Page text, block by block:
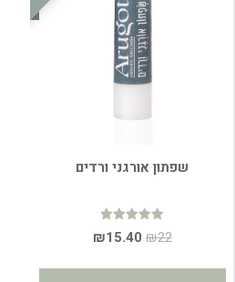
שפתון אורגני ורדים
דורג
4.96 ₪22
המחיר ₪15.40